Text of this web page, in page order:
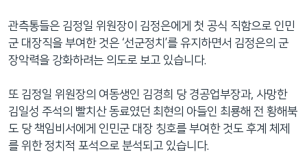
관측통들은 김정일 위원장이 김정은에게 첫 공식 직함으로 인민
군 대장직을 부여한 것은 ‘선군정치’를 유지하면서 김정은의 군
장악력을 강화하려는 의도로 보고 있습니다.
또 김정일 위원장의 여동생인 김경희 당 경공업부장과, 사망한
김일성 주석의 빨치산 동료였던 최현의 아들인 최룡해 전 황해북
도 당 책임비서에게 인민군 대장 칭호를 부여한 것도 후계 체제
를 위한 정치적 포석으로 분석되고 있습니다.